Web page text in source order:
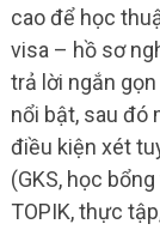
cao để học
visa – hồ sơ
trả lời ngắn
nổi bật, sau đó
điều kiện xét
(GKS, học
TOPIK, thực